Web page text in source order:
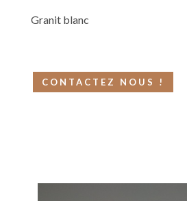
Granit blanc
CONTACTEZ NOUS !